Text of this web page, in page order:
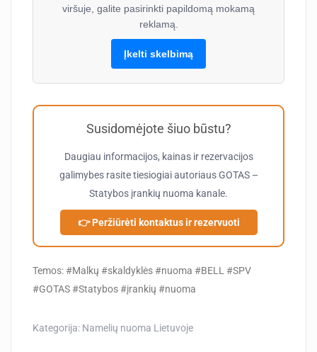
viršuje, galite pasirinkti papildomą mokamą
reklamą.
Įkelti skelbimą
Susidomėjote šiuo būstu?
Daugiau informacijos, kainas ir rezervacijos
galimybes rasite tiesiogiai autoriausGOTAS –
Statybos įrankių nuoma kanale.
👉 Peržiūrėti kontaktus ir rezervuoti
Temos: #Malkų #skaldyklės #nuoma #BELL #SPV
#GOTAS #Statybos #įrankių #nuoma
Kategorija: Namelių nuoma Lietuvoje